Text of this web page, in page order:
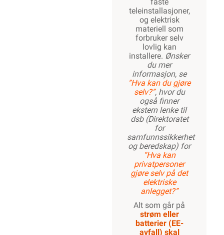
teleinstallasjoner,
og elektrisk
materiell som
forbruker selv
lovlig kan
installere. Ønsker
du mer
informasjon, se
”Hva kan du gjøre
selv?”, hvor du
også finner
ekstern lenke til
dsb (Direktoratet
for
samfunnssikkerhet
og beredskap) for
“Hva kan
privatpersoner
gjøre selv på det
elektriske
anlegget?”
Alt som går på
strøm eller
batterier (EE-
avfall) skal